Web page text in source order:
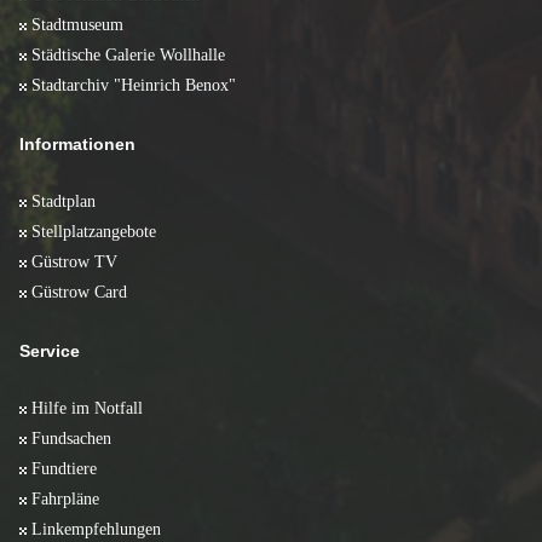
Stadtmuseum
Städtische Galerie Wollhalle
Stadtarchiv "Heinrich Benox"
Informationen
Stadtplan
Stellplatzangebote
Güstrow TV
Güstrow Card
Service
Hilfe im Notfall
Fundsachen
Fundtiere
Fahrpläne
Linkempfehlungen